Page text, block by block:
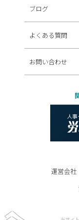
ブログ
よくある質問
お問い合わせ
運営会社